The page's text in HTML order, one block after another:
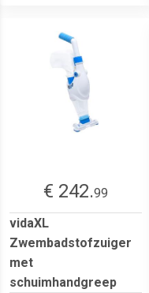
€ 242.99
vidaXL
Zwembadstofzuiger
met
schuimhandgreep